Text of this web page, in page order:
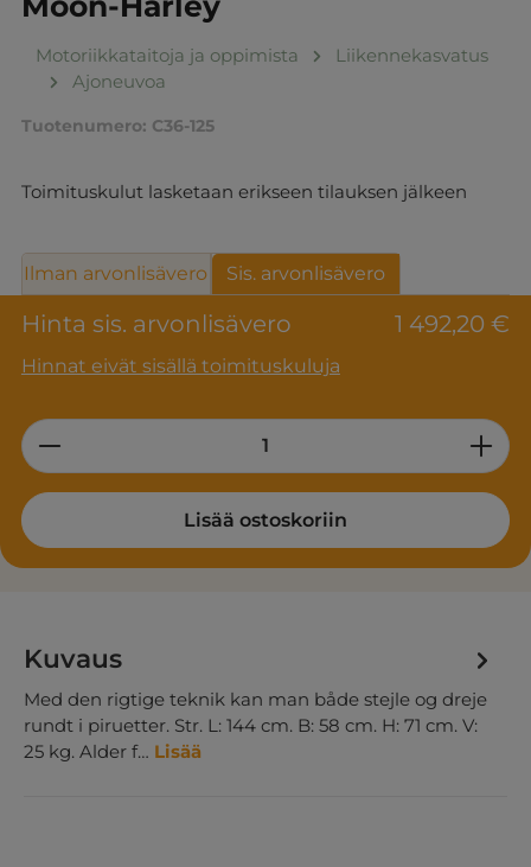
Motoriikkataitoja ja oppimista
Liikennekasvatus
Ajoneuvoa
Tuotenumero: C36-125
Toimituskulut lasketaan erikseen tilauksen jälkeen
Hinta sis. arvonlisävero 1 492,20 €
Hinnat eivät sisällä toimituskuluja
Ilman arvonlisävero Sis. arvonlisävero
Product Quantity: Enter the desired
Lisää ostoskoriin
Kuvaus
Med den rigtige teknik kan man både stejle og dreje
rundt i piruetter. Str. L: 144 cm. B: 58 cm. H: 71 cm. V:
25 kg. Alder f… Lisää